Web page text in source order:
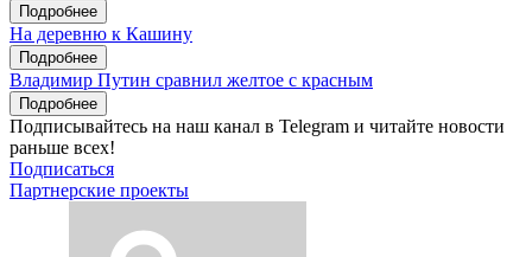
Подробнее
На деревню к Кашину
Подробнее
Владимир Путин сравнил желтое с красным
Подробнее
Подписывайтесь на наш канал в Telegram и читайте новости
раньше всех!
Подписаться
Партнерские проекты